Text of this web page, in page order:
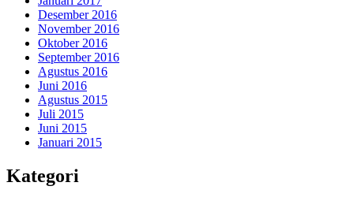
Desember 2016
November 2016
Oktober 2016
September 2016
Agustus 2016
Juni 2016
Agustus 2015
Juli 2015
Juni 2015
Januari 2015
Kategori